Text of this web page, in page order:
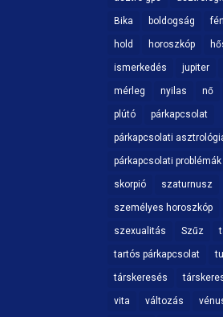
Bika boldogság
hold horoszkóp
ismerkedés jupiter
mérleg nyilas nő
plútó párkapcsolat
párkapcsolati
párkapcsolati problémák
skorpió szaturnusz
személyes horoszkóp
szexualitás Szűz
tartós párkapcsolat
társkeresés
vita változás